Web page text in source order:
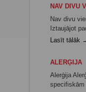
NAV DIVU
Nav divu
Iztaujājot
Lasīt tālāk
ALERĢIJA
Alerģija
specifiskām